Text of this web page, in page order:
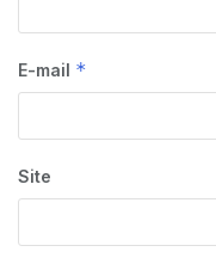
E-mail *
Site